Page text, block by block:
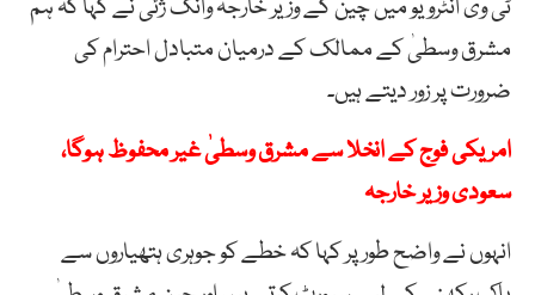
ٹی وی انٹرویو میں چین کے وزیر خارجہ وانگ ژئی نے کہا کہ ہم
مشرق وسطیٰ کے ممالک کے درمیان متبادل احترام کی
ضرورت پر زور دیتے ہیں۔
امریکی فوج کے انخلا سے مشرق وسطیٰ غیر محفوظ ہوگا،
سعودی وزیر خارجہ
انہوں نے واضح طور پر کہا کہ خطے کو جوہری ہتھیاروں سے